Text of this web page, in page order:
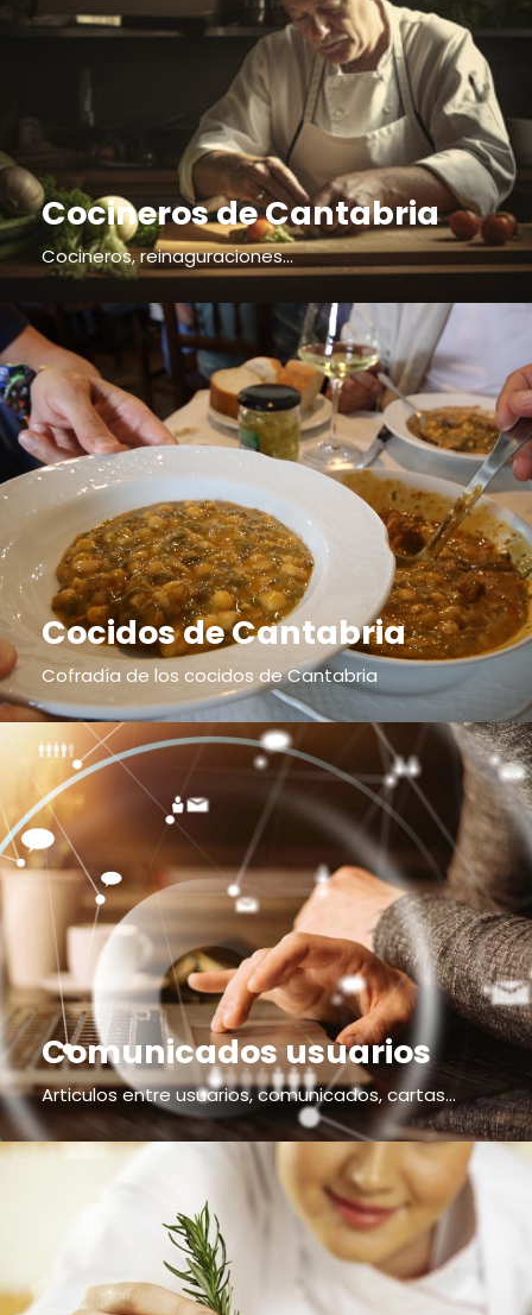
Cocineros de Cantabria
Cocineros, reinaguraciones...
Cocidos de Cantabria
Cofradía de los cocidos de Cantabria
Comunicados usuarios
Articulos entre usuarios, comunicados, cartas...